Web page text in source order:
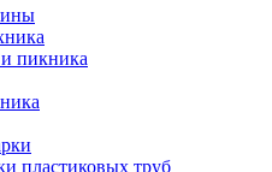
пикника
пластиковых труб